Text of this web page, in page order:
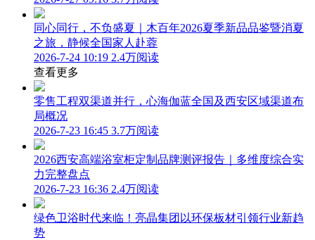
同心同行，不负盛夏｜木百年2026夏季新品品鉴暨消夏
之旅，静候全国家人赴蓉
2026-7-24 10:19 2.4万阅读
查看更多
零售工程双渠道并行，心海伽蓝全国及西安区域渠道布
局概况
2026-7-23 16:45 3.7万阅读
2026西安高端浴室柜定制品牌测评报告｜多维度综合实
力完整盘点
2026-7-23 16:36 2.4万阅读
绿色卫浴时代来临！亮晶集团以环保板材引领行业新趋
势